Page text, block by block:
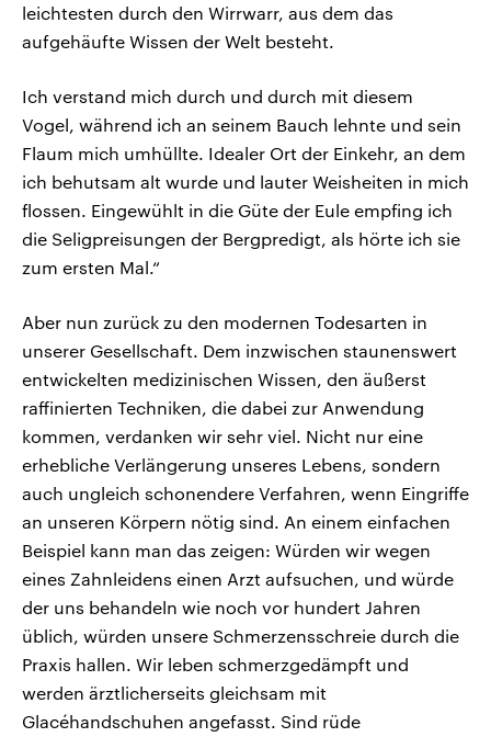
leichtesten durch den Wirrwarr, aus dem das
aufgehäufte Wissen der Welt besteht.
Ich verstand mich durch und durch mit diesem
Vogel, während ich an seinem Bauch lehnte und sein
Flaum mich umhüllte. Idealer Ort der Einkehr, an dem
ich behutsam alt wurde und lauter Weisheiten in mich
flossen. Eingewühlt in die Güte der Eule empfing ich
die Seligpreisungen der Bergpredigt, als hörte ich sie
zum ersten Mal.“
Aber nun zurück zu den modernen Todesarten in
unserer Gesellschaft. Dem inzwischen staunenswert
entwickelten medizinischen Wissen, den äußerst
raffinierten Techniken, die dabei zur Anwendung
kommen, verdanken wir sehr viel. Nicht nur eine
erhebliche Verlängerung unseres Lebens, sondern
auch ungleich schonendere Verfahren, wenn Eingriffe
an unseren Körpern nötig sind. An einem einfachen
Beispiel kann man das zeigen: Würden wir wegen
eines Zahnleidens einen Arzt aufsuchen, und würde
der uns behandeln wie noch vor hundert Jahren
üblich, würden unsere Schmerzensschreie durch die
Praxis hallen. Wir leben schmerzgedämpft und
werden ärztlicherseits gleichsam mit
Glacéhandschuhen angefasst. Sind rüde